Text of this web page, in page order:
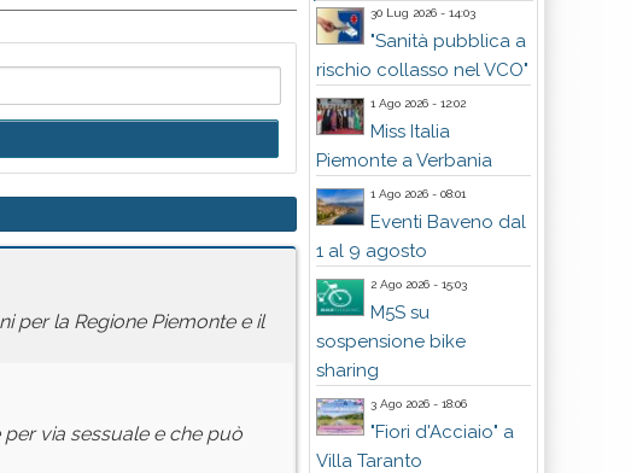
per la Regione Piemonte e il
via sessuale e che può
30 Lug 2026 - 14:03
"Sanità pubblica a
rischio collasso nel VCO"
1 Ago 2026 - 12:02
Miss Italia
Piemonte a Verbania
1 Ago 2026 - 08:01
Eventi Baveno dal
1 al 9 agosto
2 Ago 2026 - 15:03
M5S su
sospensione bike
sharing
3 Ago 2026 - 18:06
"Fiori d'Acciaio" a
Villa Taranto